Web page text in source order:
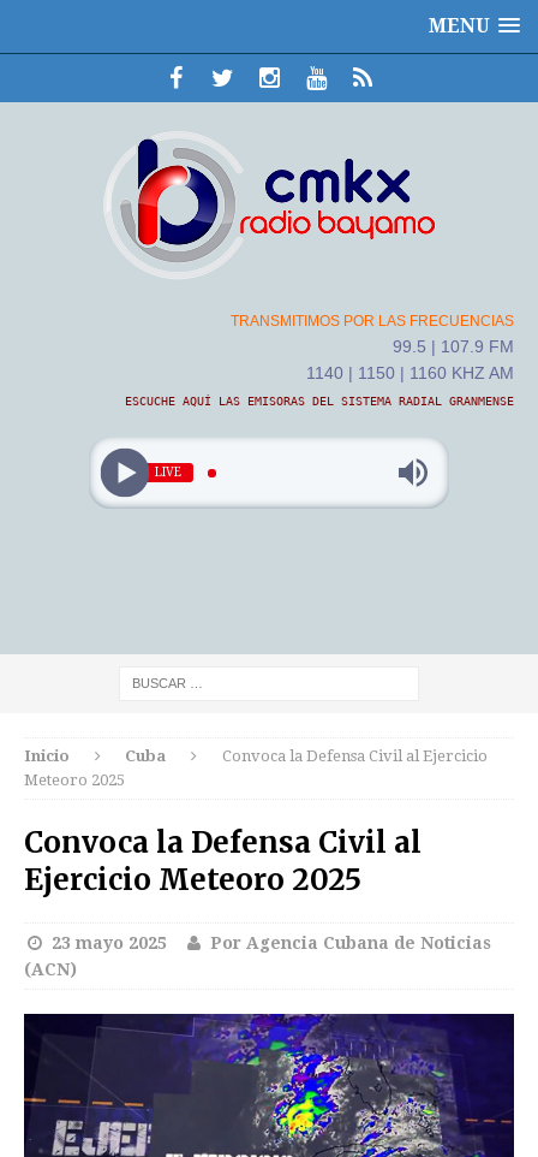
MENU
TRANSMITIMOS POR LAS FRECUENCIAS
99.5 | 107.9 FM
1140 | 1150 | 1160 KHZ AM
ESCUCHE AQUÍ LAS EMISORAS DEL SISTEMA RADIAL GRANMENSE
LIVE
Inicio Cuba
Convoca la Defensa Civil al Ejercicio
Meteoro 2025
Convoca la Defensa Civil al
Ejercicio Meteoro 2025
23 mayo 2025
Por Agencia Cubana de Noticias
(ACN)